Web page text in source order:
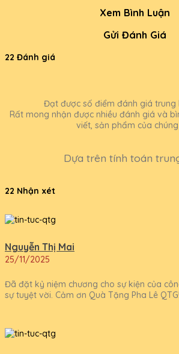
Xem Bình Luận
Gửi Đánh Giá
22 Đánh giá
Đạt được số điểm đánh giá trung
Rất mong nhận được nhiều đánh giá và
viết, sản phẩm của
Dựa trên tính toán
22 Nhận xét
Nguyễn Thị Mai
25/11/2025
Đã đặt kỷ niệm chương cho sự kiện của
sự tuyệt vời. Cảm ơn Quà Tặng Pha Lê QTG!